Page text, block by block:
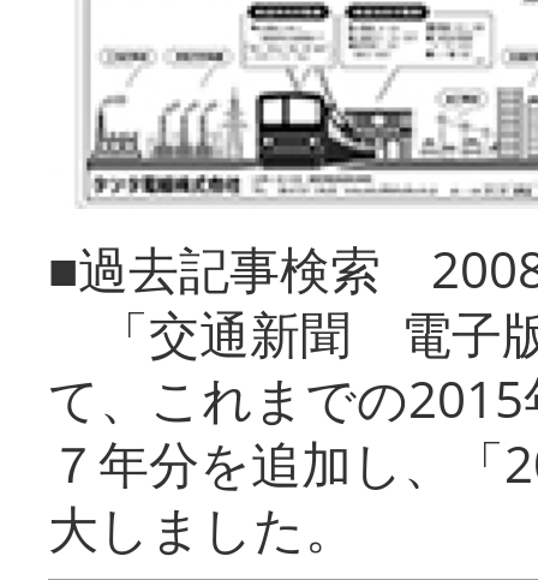
■過去記事検索
「交通新聞 電子
て、これまでの
７年分を追加し、「
大しまし